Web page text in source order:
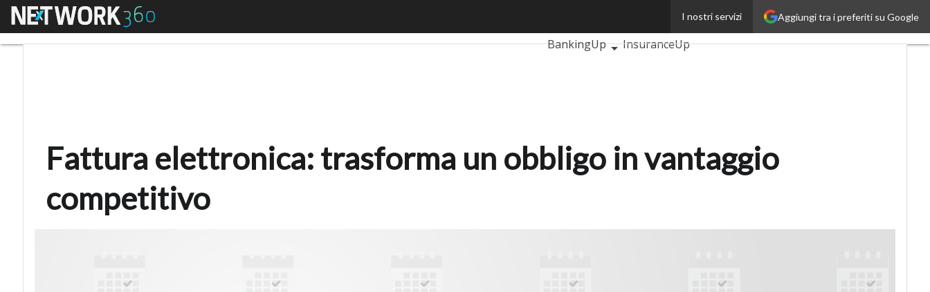
Aggiungi tra i preferiti su Google
I nostri servizi
Menu
AutomotiveUp
BankingUp
InsuranceUp
Fattura elettronica: trasforma un obbligo in vantaggio
competitivo